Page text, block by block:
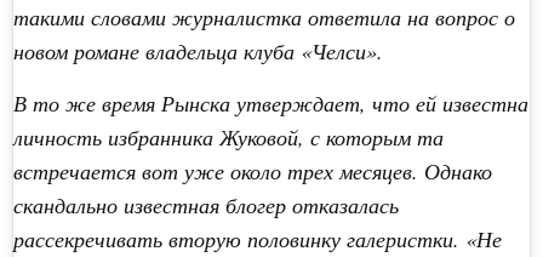
такими словами журналистка ответила на вопрос о
новом романе владельца клуба «Челси».
В то же время Рынска утверждает, что ей известна
личность избранника Жуковой, с которым та
встречается вот уже около трех месяцев. Однако
скандально известная блогер отказалась
рассекречивать вторую половинку галеристки. «Не